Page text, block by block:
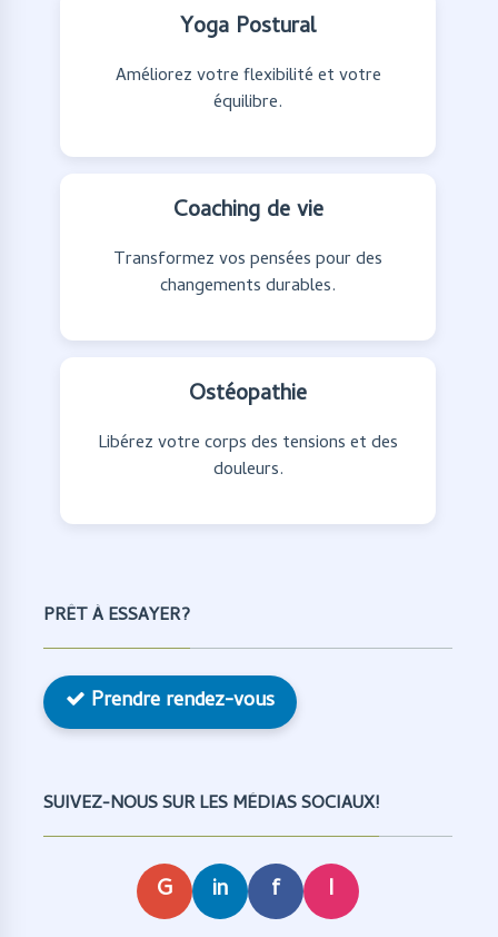
Yoga Postural
Améliorez votre flexibilité et votre
équilibre.
Coaching de vie
Transformez vos pensées pour des
changements durables.
Ostéopathie
Libérez votre corps des tensions et des
douleurs.
PRÊT À ESSAYER?
Prendre rendez-vous
SUIVEZ-NOUS SUR LES MÉDIAS SOCIAUX!
G in f I